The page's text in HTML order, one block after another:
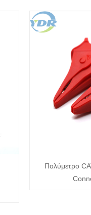
Πολύμετρο